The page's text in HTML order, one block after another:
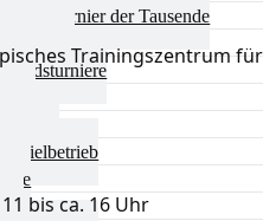
der Tausende
Trainingszentrum für
bis ca. 16 Uhr